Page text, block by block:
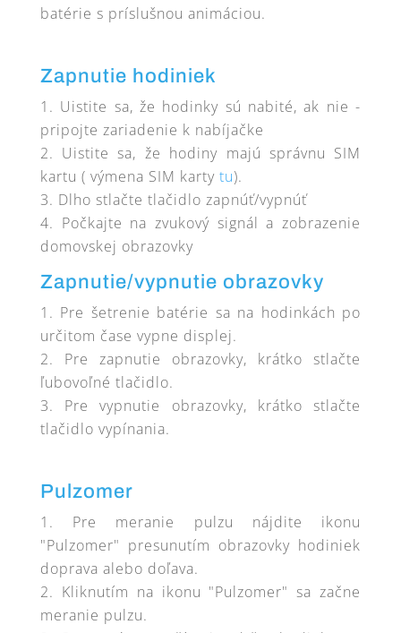
batérie s príslušnou animáciou.
Zapnutie hodiniek
Uistite sa, že hodinky sú nabité, ak nie -
pripojte zariadenie k nabíjačke
Uistite sa, že hodiny majú správnu SIM
kartu ( výmena SIM karty tu).
Dlho stlačte tlačidlo zapnúť/vypnúť
Počkajte na zvukový signál a zobrazenie
domovskej obrazovky
Zapnutie/vypnutie obrazovky
Pre šetrenie batérie sa na hodinkách po
určitom čase vypne displej.
Pre zapnutie obrazovky, krátko stlačte
ľubovoľné tlačidlo.
Pre vypnutie obrazovky, krátko stlačte
tlačidlo vypínania.
Pulzomer
Pre meranie pulzu nájdite ikonu
"Pulzomer" presunutím obrazovky hodiniek
doprava alebo doľava.
Kliknutím na ikonu "Pulzomer" sa začne
meranie pulzu.